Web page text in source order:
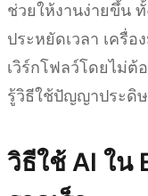
ช่วยให้งานง่ายขึ้น
ประหยัดเวลา เครื่
เวิร์กโฟลว์โดยไม่
รู้วิธีใช้ปัญญาประดิษ
วิธีใช้ AI ใน